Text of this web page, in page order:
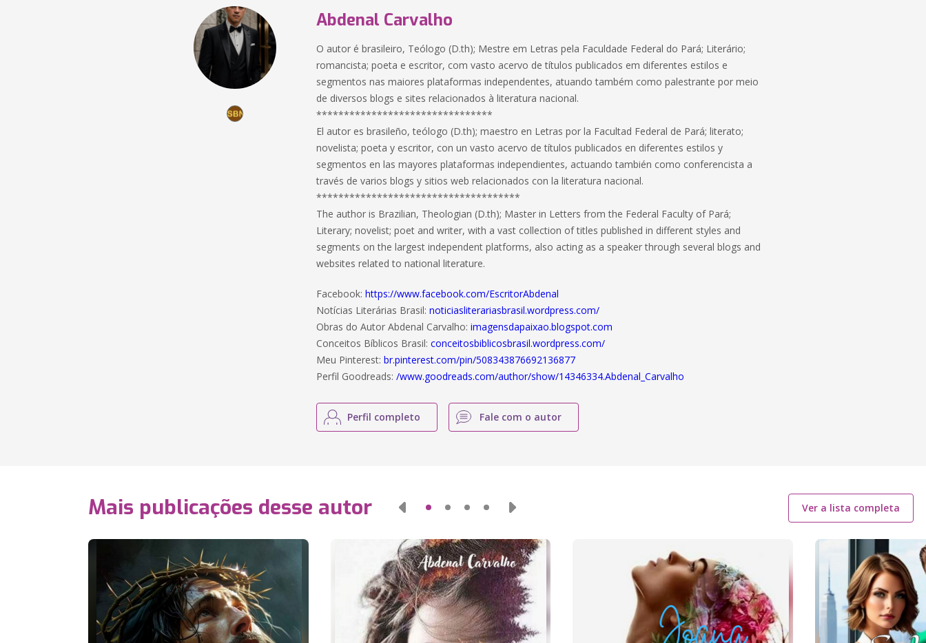
Abdenal Carvalho
O autor é brasileiro, Teólogo (D.th); Mestre em Letras pela Faculdade Federal do Pará; Literário;
romancista; poeta e escritor, com vasto acervo de títulos publicados em diferentes estilos e
segmentos nas maiores plataformas independentes, atuando também como palestrante por meio
de diversos blogs e sites relacionados à literatura nacional.
********************************
El autor es brasileño, teólogo (D.th); maestro en Letras por la Facultad Federal de Pará; literato;
novelista; poeta y escritor, con un vasto acervo de títulos publicados en diferentes estilos y
segmentos en las mayores plataformas independientes, actuando también como conferencista a
través de varios blogs y sitios web relacionados con la literatura nacional.
*************************************
The author is Brazilian, Theologian (D.th); Master in Letters from the Federal Faculty of Pará;
Literary; novelist; poet and writer, with a vast collection of titles published in different styles and
segments on the largest independent platforms, also acting as a speaker through several blogs and
websites related to national literature.
Facebook:https://www.facebook.com/EscritorAbdenal
Notícias Literárias Brasil:noticiasliterariasbrasil.wordpress.com/
Obras do Autor Abdenal Carvalho:imagensdapaixao.blogspot.com
Conceitos Bíblicos Brasil:conceitosbiblicosbrasil.wordpress.com/
Meu Pinterest:br.pinterest.com/pin/508343876692136877
Perfil Goodreads:/www.goodreads.com/author/show/14346334.Abdenal_Carvalho
Perfil completo Fale com o autor
Mais publicações desse autor Ver a lista completa